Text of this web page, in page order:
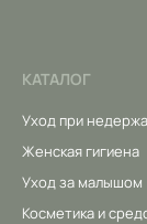
КАТАЛОГ
Уход при
Женская гигиена
Уход за малышом
Косметика и